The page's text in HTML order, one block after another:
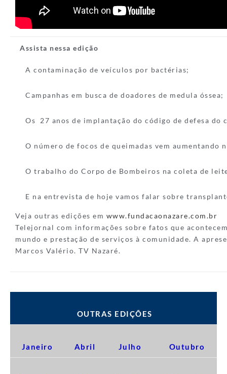
Assista nessa edição
A contaminação de veículos por bactérias;
Campanhas em busca de doadores de medula óssea;
Os 27 anos de implantação do código de defesa do
O número de focos de queimadas vem aumentando
O trabalho do Corpo de Bombeiros na coleta de
E na entrevista de hoje vamos falar sobre
Veja outras edições em www.fundacaonazare.com.br
Telejornal com informações sobre fatos que
mundo e prestação de serviços à comunidade. A
Marcos Valério. TV Nazaré.
OUTRAS EDIÇÕES
Janeiro Abril Julho Outubro